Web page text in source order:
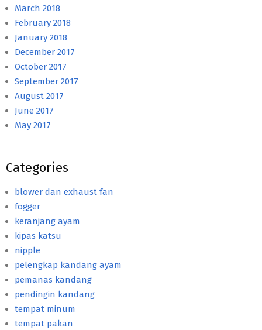
March 2018
February 2018
January 2018
December 2017
October 2017
September 2017
August 2017
June 2017
May 2017
Categories
blower dan exhaust fan
fogger
keranjang ayam
kipas katsu
nipple
pelengkap kandang ayam
pemanas kandang
pendingin kandang
tempat minum
tempat pakan